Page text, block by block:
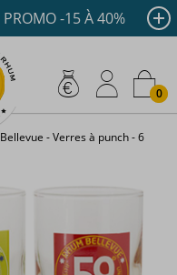
Livraison offerte
PROMO -15 À 40%
0
Bellevue - Verres à punch - 6